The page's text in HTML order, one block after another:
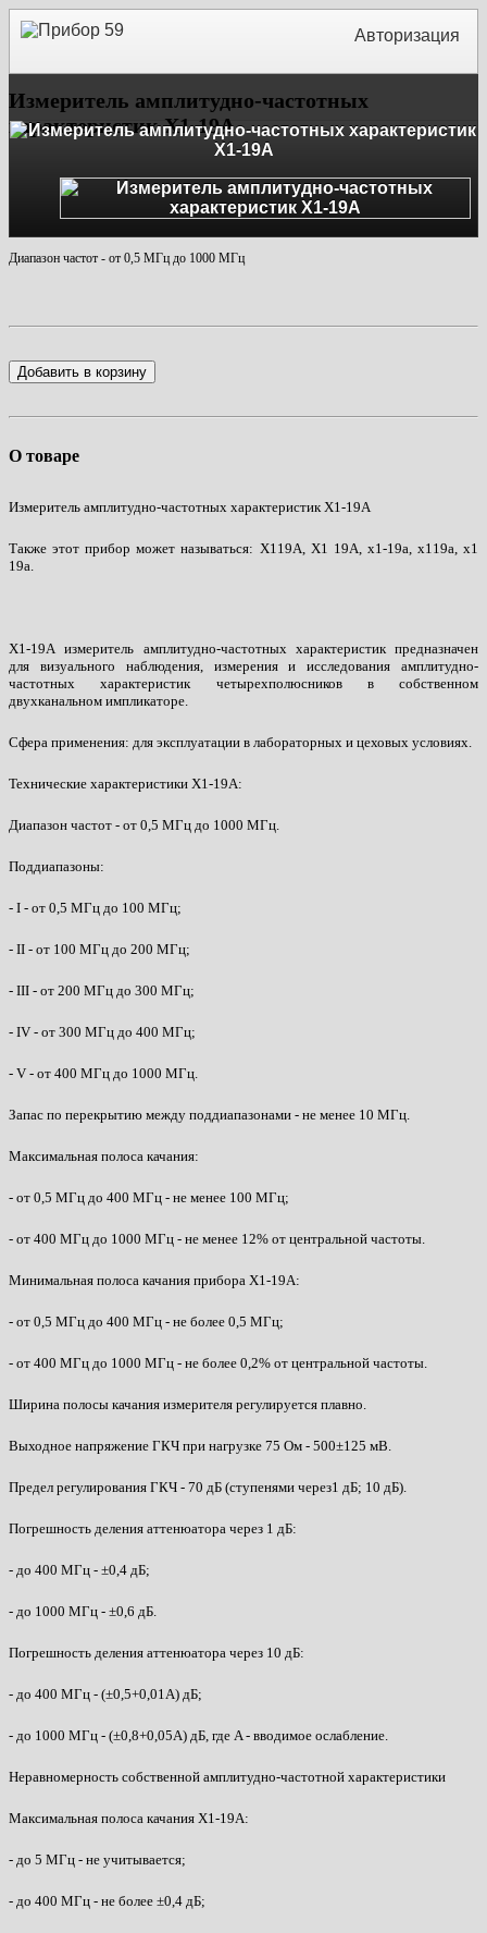
Авторизация
Измеритель амплитудно-частотных
характеристик Х1-19А
Диапазон частот - от 0,5 МГц до 1000 МГц
Добавить в корзину
О товаре
Измеритель амплитудно-частотных характеристик Х1-19А
Также этот прибор может называться: Х119А, Х1 19А, x1-19a, x119a, x1
19a.
Х1-19А измеритель амплитудно-частотных характеристик предназначен
для визуального наблюдения, измерения и исследования амплитудно-
частотных характеристик четырехполюсников в собственном
двухканальном импликаторе.
Сфера применения: для эксплуатации в лабораторных и цеховых условиях.
Технические характеристики Х1-19А:
Диапазон частот - от 0,5 МГц до 1000 МГц.
Поддиапазоны:
- I - от 0,5 МГц до 100 МГц;
- II - от 100 МГц до 200 МГц;
- III - от 200 МГц до 300 МГц;
- IV - от 300 МГц до 400 МГц;
- V - от 400 МГц до 1000 МГц.
Запас по перекрытию между поддиапазонами - не менее 10 МГц.
Максимальная полоса качания:
- от 0,5 МГц до 400 МГц - не менее 100 МГц;
- от 400 МГц до 1000 МГц - не менее 12% от центральной частоты.
Минимальная полоса качания прибора Х1-19А:
- от 0,5 МГц до 400 МГц - не более 0,5 МГц;
- от 400 МГц до 1000 МГц - не более 0,2% от центральной частоты.
Ширина полосы качания измерителя регулируется плавно.
Выходное напряжение ГКЧ при нагрузке 75 Ом - 500±125 мВ.
Предел регулирования ГКЧ - 70 дБ (ступенями через1 дБ; 10 дБ).
Погрешность деления аттенюатора через 1 дБ:
- до 400 МГц - ±0,4 дБ;
- до 1000 МГц - ±0,6 дБ.
Погрешность деления аттенюатора через 10 дБ:
- до 400 МГц - (±0,5+0,01A) дБ;
- до 1000 МГц - (±0,8+0,05A) дБ, где A - вводимое ослабление.
Неравномерность собственной амплитудно-частотной характеристики
Максимальная полоса качания Х1-19А:
- до 5 МГц - не учитывается;
- до 400 МГц - не более ±0,4 дБ;